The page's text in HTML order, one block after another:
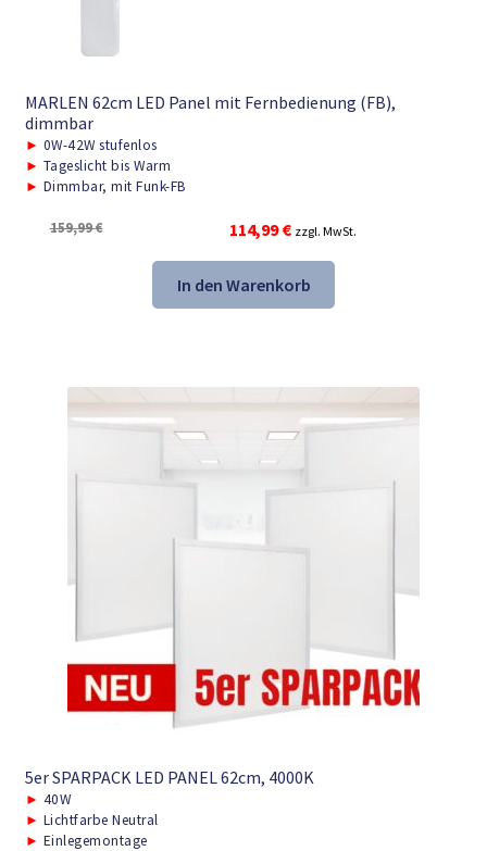
MARLEN 62cm LED Panel mit Fernbedienung (FB),
dimmbar
► 0W-42W stufenlos
► Tageslicht bis Warm
► Dimmbar, mit Funk-FB
159,99€
Ursprünglicher
war:
159,99 €
114,99€Aktueller
ist:
114,99 €.
zzgl. MwSt.
In den Warenkorb
5er SPARPACK LED PANEL 62cm, 4000K
► 40W
► Lichtfarbe Neutral
► Einlegemontage